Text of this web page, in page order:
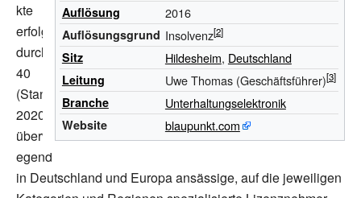
Auflösung 2016
Auflösungsgrund Insolvenz
Sitz Hildesheim, Deutschland
Leitung Uwe Thomas (Geschäftsführer)
Branche Unterhaltungselektronik
Website blaupunkt.com
kte
erfolgt
durch
40
(Stand
2020)
überwi
egend
in Deutschland und Europa ansässige, auf die jeweiligen